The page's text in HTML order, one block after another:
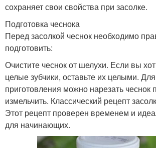
сохраняет свои свойства при засолке.
Подготовка чеснока
Перед засолкой чеснок необходимо
подготовить:
Очистите чеснок от шелухи. Если вы
целые зубчики, оставьте их целыми.
приготовления можно нарезать чеснок
измельчить. Классический рецепт
Этот рецепт проверен временем и
для начинающих.